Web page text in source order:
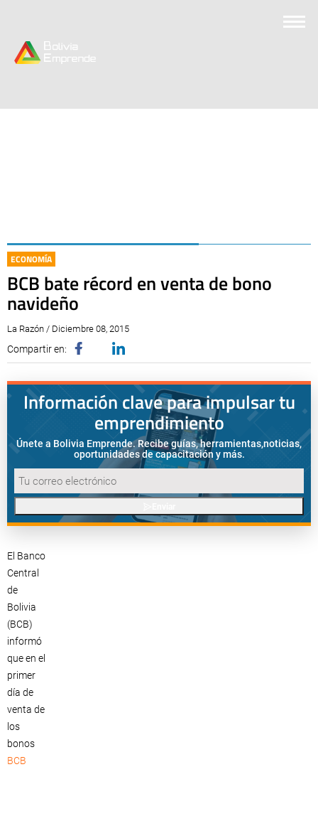
ECONOMÍA
BCB bate récord en venta de bono
navideño
La Razón / Diciembre 08, 2015
Compartir en:
Información clave para impulsar tu
emprendimiento
Únete a Bolivia Emprende. Recibe guías, herramientas,noticias,
oportunidades de capacitación y más.
El Banco
Central
de
Bolivia
(BCB)
informó
que en el
primer
día de
venta de
los
bonos
BCB